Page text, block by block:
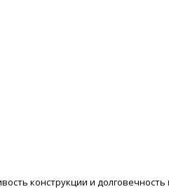
конструкции и